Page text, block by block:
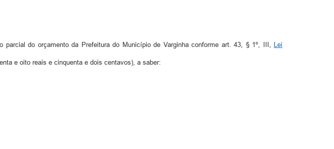
do orçamento da Prefeitura do Município de Varginha conforme art. 43, § 1º, III, Lei
e oito reais e cinquenta e dois centavos), a saber: